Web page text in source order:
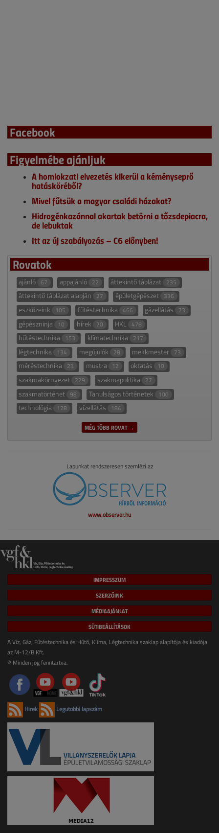
Facebook
Figyelmébe ajánljuk
A homlokzati elvezetés kikerül a kéményseprő
hatásköréből?
Mivel fűtsük a magyar családi házakat?
Hidrogénkazánnal akartak betörni a tőzsdepiacra,
de lebuktak
Itt az új szabályozás – C6 előnyben!
Rovatok
ajánló 67 appajánló 22 áttekintő táblázat 235
áttekintő táblázat alapján 27 épületgépészet 336
eszközeink 105 fűtéstechnika 466 gázellátás 73
gépészninja 10 hírek 70 HKL 478
hűtéstechnika 153 klímatechnika 217
légtechnika 134 megújulók 28 mekkmester 73
méréstechnika 23 mustra 12 oktatás 10
szakmakörnyezet 229 szakmapolitika 27
szakmatörténet 98 Tanulságos történetek 100
technológia 128 vízellátás 184
MÉG TÖBB ROVAT →
Lapunkat rendszeresen szemlézi az
www.observer.hu
IMPRESSZUM
SZERZŐINK
MÉDIAAJÁNLAT
SÜTIBEÁLLÍTÁSOK
A Víz, Gáz, Fűtéstechnika és Hűtő, Klíma, Légtechnika szaklap alapítója és kiadója
az M-12/B Kft.
© Minden jog fenntartva.
Hírek Legutóbbi lapszám